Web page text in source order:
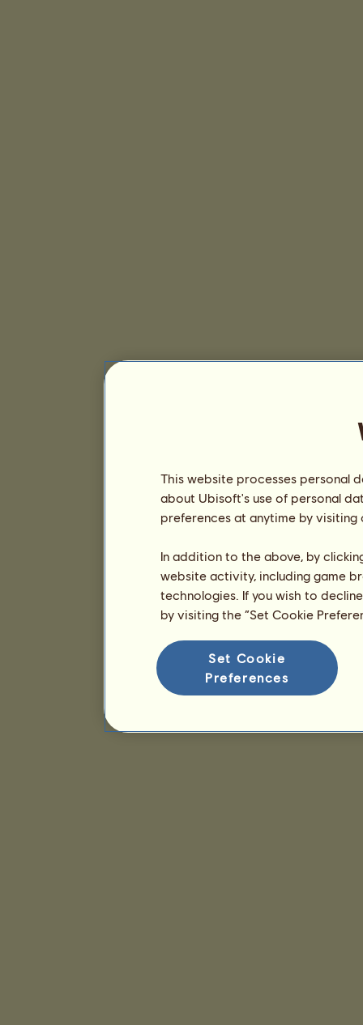
This website processes personal
about Ubisoft's use of personal
preferences at anytime by
In addition to the above, by
website activity, including game
technologies. If you wish to
by visiting the “Set Cookie
Set Cookie
Preferences